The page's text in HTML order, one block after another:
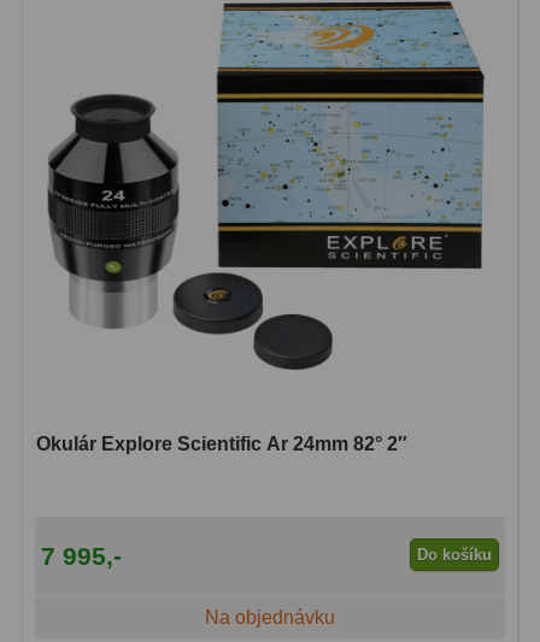
Okulár Explore Scientific Ar 24mm 82° 2″
7 995,- Do košíku
Na objednávku